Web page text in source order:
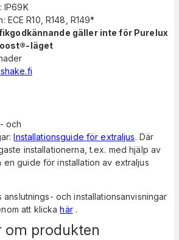
om produkten
IP69K
ECE R10, R148, R149*
gäller inte för Purelux
läget
och
Installationsguide för extraljus. Där
installationerna, t.ex. med hjälp av
guide för installation av extraljus
anslutnings- och installationsanvisningar
att klickahär.